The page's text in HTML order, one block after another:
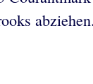
abziehen.